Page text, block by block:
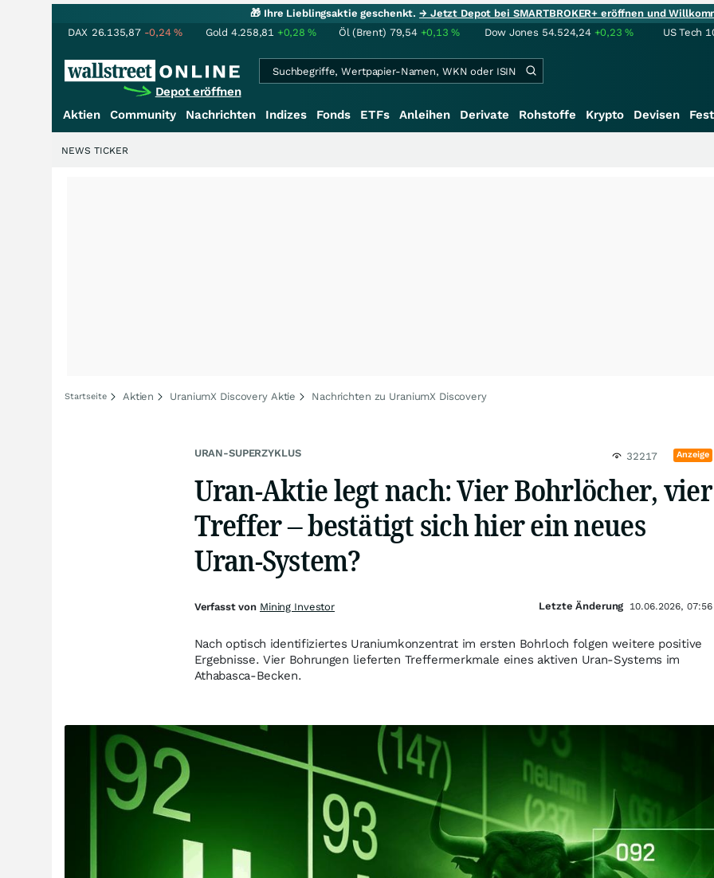
🎁 Ihre Lieblingsaktie geschenkt.→ Jetzt Depot bei SMARTBROKER+ eröffnen und
DAX 26.135,87 -0,24% Gold 4.258,81 +0,28% Öl (Brent) 79,54 +0,13% Dow Jones 54.524,24 +0,23% US Tech
Depot eröffnen
Aktien Community Nachrichten Indizes Fonds ETFs Anleihen Derivate Rohstoffe Krypto Devisen
NEWS TICKER
Startseite Aktien UraniumX Discovery Aktie Nachrichten zu UraniumX Discovery
URAN-SUPERZYKLUS 32217 Anzeige
Uran-Aktie legt nach: Vier Bohrlöcher, vier
Treffer – bestätigt sich hier ein neues
Uran-System?
Nach optisch identifiziertes Uraniumkonzentrat im ersten Bohrloch folgen weitere positive
Ergebnisse. Vier Bohrungen lieferten Treffermerkmale eines aktiven Uran-Systems im
Athabasca-Becken.
Verfasst von Mining Investor Letzte Änderung 10.06.2026, 07:56